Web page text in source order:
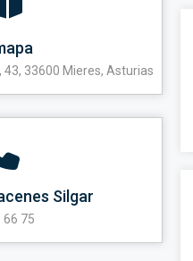
43, 33600 Mieres, Asturias
Silgar
66 75